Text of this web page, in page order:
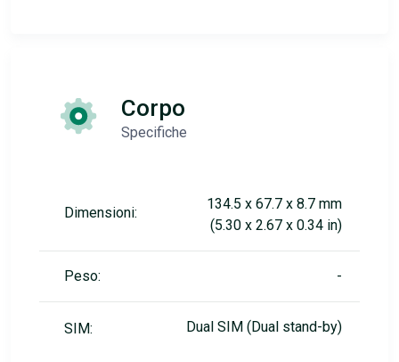
Corpo
Specifiche
Dimensioni:
134.5 x 67.7 x 8.7 mm
(5.30 x 2.67 x 0.34 in)
Peso: -
SIM: Dual SIM (Dual stand-by)